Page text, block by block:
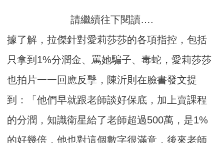
請繼續往下閱讀….
據了解，拉傑針對愛莉莎莎的各項指控，包括
只拿到1%分潤金、罵她騙子、毒蛇，愛莉莎莎
也拍片一一回應反擊，陳沂則在臉書發文提
到：「他們早就跟老師談好保底，加上賣課程
的分潤，知識衛星給了老師超過500萬，是1%
的好幾倍，他也對這個數字很滿意，後來老師